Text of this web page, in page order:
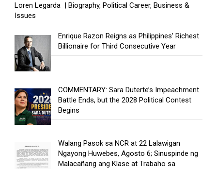
Loren Legarda | Biography, Political Career, Business &
Issues
Enrique Razon Reigns as Philippines’ Richest
Billionaire for Third Consecutive Year
COMMENTARY: Sara Duterte’s Impeachment
Battle Ends, but the 2028 Political Contest
Begins
Walang Pasok sa NCR at 22 Lalawigan
Ngayong Huwebes, Agosto 6; Sinuspinde ng
Malacañang ang Klase at Trabaho sa